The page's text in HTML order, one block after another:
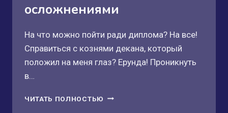
осложнениями
На что можно пойти ради диплома? На все!
Справиться с кознями декана, который
положил на меня глаз? Ерунда! Проникнуть
в…
ЧИТАТЬ ПОЛНОСТЬЮ ПОМОЩНИЦА